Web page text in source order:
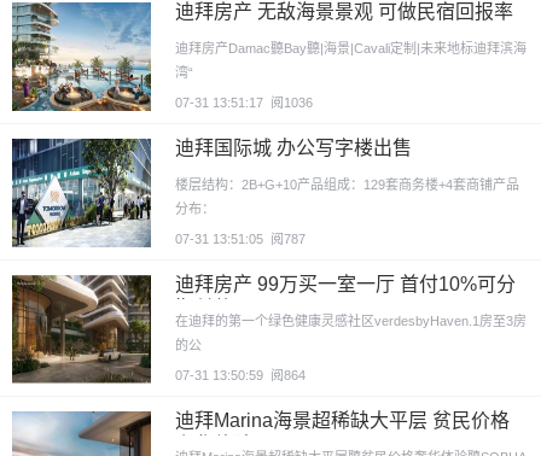
迪拜房产 无敌海景景观 可做民宿回报率
迪拜房产Damac聽Bay聽|海景|Cavali定制|未来地标迪拜滨海
湾“
07-31 13:51:17 阅1036
迪拜国际城 办公写字楼出售
楼层结构：2B+G+10产品组成：129套商务楼+4套商铺产品
分布：
07-31 13:51:05 阅787
迪拜房产 99万买一室一厅 首付10%可分
在迪拜的第一个绿色健康灵感社区verdesbyHaven.1房至3房
的公
07-31 13:50:59 阅864
迪拜Marina海景超稀缺大平层 贫民价格